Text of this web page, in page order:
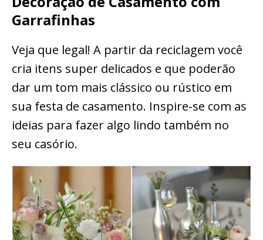
Garrafinhas
Veja que legal! A partir da reciclagem você
cria itens super delicados e que poderão
dar um tom mais clássico ou rústico em
sua festa de casamento. Inspire-se com as
ideias para fazer algo lindo também no
seu casório.